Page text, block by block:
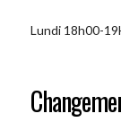
Lundi 18h00-